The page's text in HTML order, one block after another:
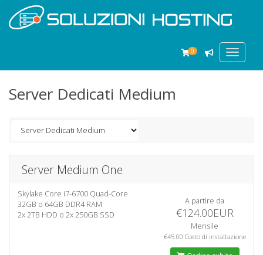
Toggle
0
Server Dedicati Medium
Server Medium One
Skylake Core i7-6700 Quad-Core
32GB o 64GB DDR4 RAM
2x 2TB HDD o 2x 250GB SSD
A partire da
€124.00EUR
Mensile
€45.00 Costo di installazione